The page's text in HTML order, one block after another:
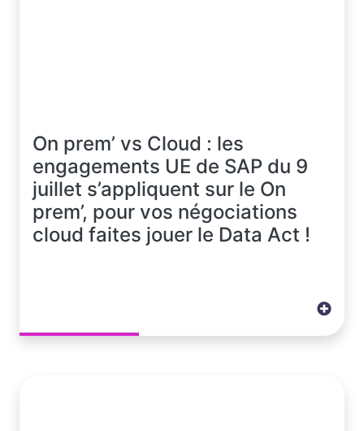
On prem’ vs Cloud : les
engagements UE de SAP du 9
juillet s’appliquent sur le On
prem’, pour vos négociations
cloud faites jouer le Data Act !